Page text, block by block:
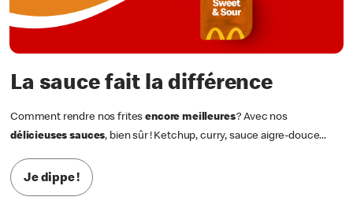
La sauce fait la différence
Comment rendre nos frites encore meilleures? Avec nos
délicieuses sauces, bien sûr ! Ketchup, curry, sauce aigre-douce...
Je dippe !